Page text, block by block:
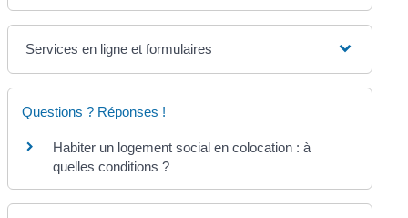
Services en ligne et formulaires
Questions ? Réponses !
Habiter un logement social en colocation : à
quelles conditions ?